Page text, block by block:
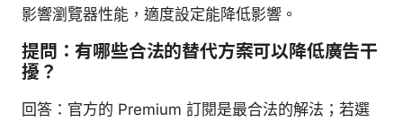
影響瀏覽器性能，適度設定能降低影響。
提問：有哪些合法的替代方案可以降低廣告干
擾？
回答：官方的 Premium 訂閱是最合法的解法；若選